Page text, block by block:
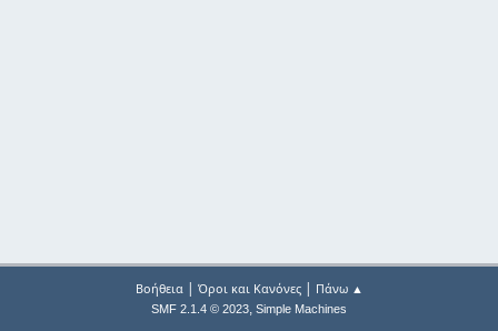
Βοήθεια| Όροι και Κανόνες| Πάνω ▲
SMF 2.1.4 © 2023, Simple Machines